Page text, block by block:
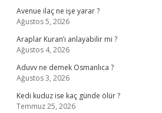
Avenue ilaç ne işe yarar ?
Ağustos 5, 2026
Araplar Kuran’ı anlayabilir mi ?
Ağustos 4, 2026
Aduvv ne demek Osmanlıca ?
Ağustos 3, 2026
Kedi kuduz ise kaç günde ölür ?
Temmuz 25, 2026